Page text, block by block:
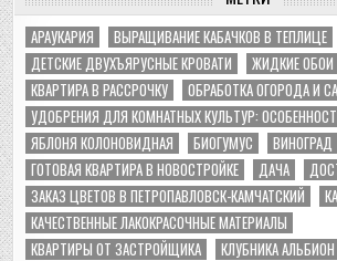
АРАУКАРИЯ
ВЫРАЩИВАНИЕ КАБАЧКОВ В ТЕПЛИЦЕ
ДЕТСКИЕ ДВУХЪЯРУСНЫЕ КРОВАТИ
ЖИДКИЕ ОБОИ
КВАРТИРА В РАССРОЧКУ
ОБРАБОТКА ОГОРОДА И
УДОБРЕНИЯ ДЛЯ КОМНАТНЫХ КУЛЬТУР:
ЯБЛОНЯ КОЛОНОВИДНАЯ
БИОГУМУС ВИНОГРАД
ГОТОВАЯ КВАРТИРА В НОВОСТРОЙКЕ
ДАЧА
ЗАКАЗ ЦВЕТОВ В ПЕТРОПАВЛОВСК-КАМЧАТСКИЙ
КАЧЕСТВЕННЫЕ ЛАКОКРАСОЧНЫЕ МАТЕРИАЛЫ
КВАРТИРЫ ОТ ЗАСТРОЙЩИКА
КЛУБНИКА АЛЬБИОН